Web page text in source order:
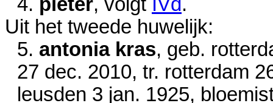
Uit het tweede huwelijk:
5. antonia kras, geb.
27 dec. 2010, tr. rotterdam
leusden 3 jan. 1925,